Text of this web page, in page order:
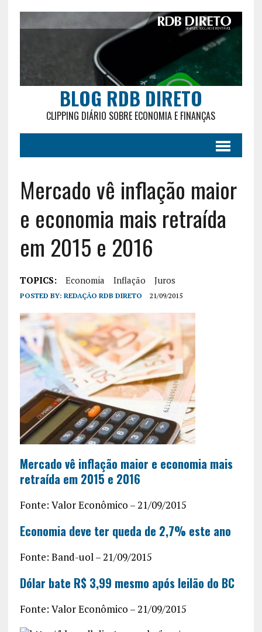
BLOG RDB DIRETO
CLIPPING DIÁRIO SOBRE ECONOMIA E FINANÇAS
Mercado vê inflação maior
e economia mais retraída
em 2015 e 2016
TOPICS: Economia Inflação Juros
POSTED BY: REDAÇÃO RDB DIRETO 21/09/2015
Mercado vê inflação maior e economia mais
retraída em 2015 e 2016
Fonte: Valor Econômico – 21/09/2015
Economia deve ter queda de 2,7% este ano
Fonte: Band-uol – 21/09/2015
Dólar bate R$ 3,99 mesmo após leilão do BC
Fonte: Valor Econômico – 21/09/2015